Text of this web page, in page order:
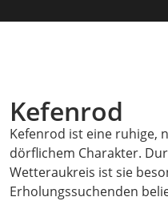
Kefenrod
Kefenrod ist eine ruhige,
dörflichem Charakter.
Wetteraukreis ist sie
Erholungssuchenden